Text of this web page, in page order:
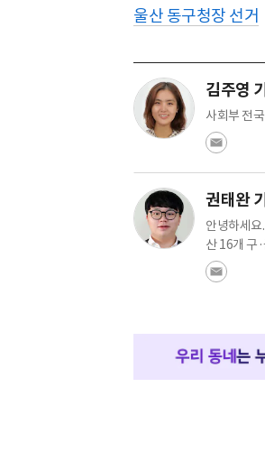
울산 동구청장 선거
김주영
사회부 전
권태완
안녕하세
산 16개 구